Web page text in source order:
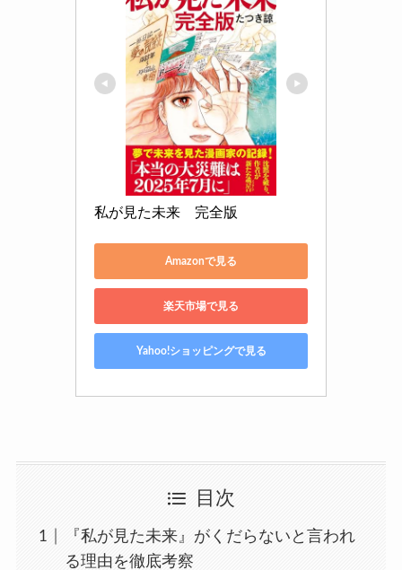
私が見た未来　完全版
Amazonで見る
楽天市場で見る
Yahoo!ショッピングで見る
目次
『私が見た未来』がくだらないと言われ
る理由を徹底考察